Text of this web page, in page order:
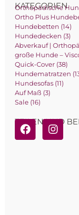
KATEGORIEN
Orthopädische
Ortho Plus
Hundebetten (14)
Hundedecken (3)
Abverkauf |
große Hunde –
Quick-Cover (38)
Hundematratzen
Hundesofas (11)
Auf Maß (3)
Sale (16)
TEILEN UND